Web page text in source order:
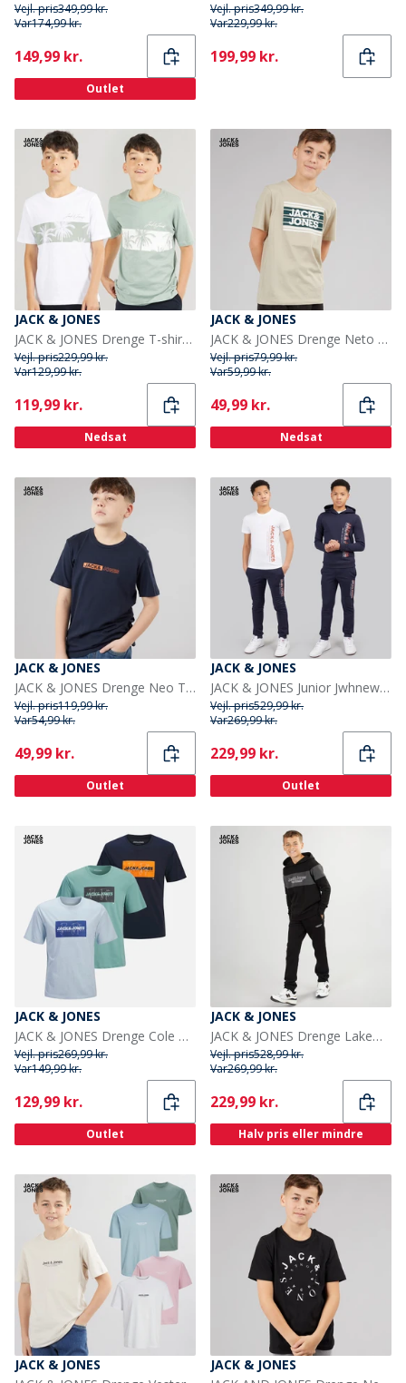
Vejl. pris349,99 kr.
Var174,99 kr.
Current
149,99 kr.
Outlet
Vejl. pris349,99 kr.
Var229,99 kr.
Current
199,99 kr.
JACK & JONES
JACK & JONES Drenge T-shirts Hvid
Vejl. pris229,99 kr.
Var129,99 kr.
Current
119,99 kr.
Nedsat
JACK & JONES
JACK & JONES Drenge Neto T-shirts beige
Vejl. pris79,99 kr.
Var59,99 kr.
Current
49,99 kr.
Nedsat
JACK & JONES
JACK & JONES Drenge Neo T-shirt Sky Captain
Vejl. pris119,99 kr.
Var54,99 kr.
Current
49,99 kr.
Outlet
JACK & JONES
JACK & JONES Junior Jwhnew Struktur Tre Pak Træningsdragt Og T-shirt Sæt Navy Blazer
Vejl. pris529,99 kr.
Var269,99 kr.
Current
229,99 kr.
Outlet
JACK & JONES
JACK & JONES Drenge Cole Tre Pak T Shirts Navy Blazer
Vejl. pris269,99 kr.
Var149,99 kr.
Current
129,99 kr.
Outlet
JACK & JONES
JACK & JONES Drenge Lakewood Hættetrøje Og Joggingbukser Træningsdragt Sort/Mørk Grå Marl Panel
Vejl. pris528,99 kr.
Var269,99 kr.
Current
229,99 kr.
Halv pris eller mindre
JACK & JONES
JACK & JONES